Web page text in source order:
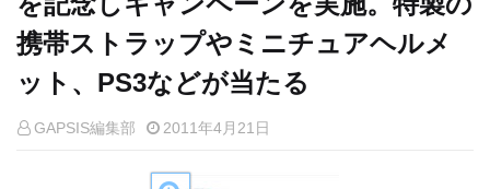
携帯ストラップやミニチュアヘルメ
ット、PS3などが当たる
GAPSIS編集部 2011年4月21日